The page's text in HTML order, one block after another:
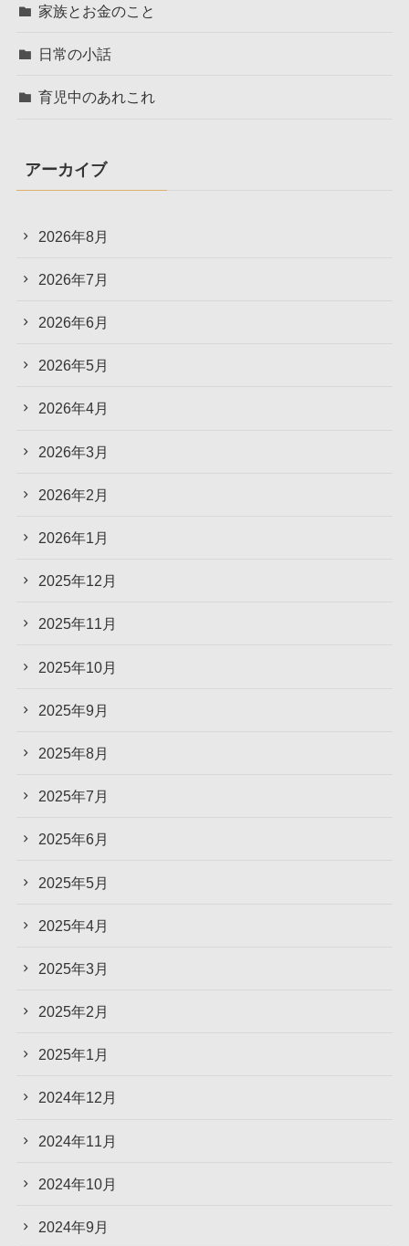
家族とお金のこと
日常の小話
育児中のあれこれ
アーカイブ
2026年8月
2026年7月
2026年6月
2026年5月
2026年4月
2026年3月
2026年2月
2026年1月
2025年12月
2025年11月
2025年10月
2025年9月
2025年8月
2025年7月
2025年6月
2025年5月
2025年4月
2025年3月
2025年2月
2025年1月
2024年12月
2024年11月
2024年10月
2024年9月